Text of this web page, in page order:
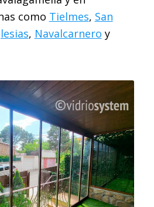
como Tielmes, San
, Navalcarnero y